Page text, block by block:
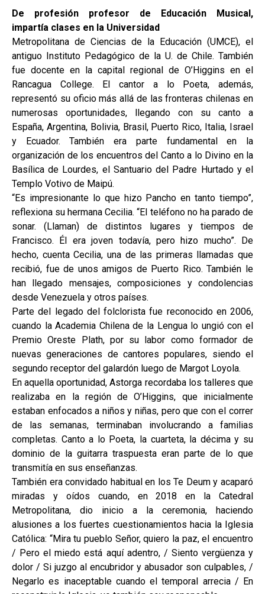
De profesión profesor de Educación Musical,
impartía clases en la Universidad
Metropolitana de Ciencias de la Educación (UMCE), el
antiguo Instituto Pedagógico de la U. de Chile. También
fue docente en la capital regional de O’Higgins en el
Rancagua College. El cantor a lo Poeta, además,
representó su oficio más allá de las fronteras chilenas en
numerosas oportunidades, llegando con su canto a
España, Argentina, Bolivia, Brasil, Puerto Rico, Italia, Israel
y Ecuador. También era parte fundamental en la
organización de los encuentros del Canto a lo Divino en la
Basílica de Lourdes, el Santuario del Padre Hurtado y el
Templo Votivo de Maipú.
“Es impresionante lo que hizo Pancho en tanto tiempo”,
reflexiona su hermana Cecilia. “El teléfono no ha parado de
sonar. (Llaman) de distintos lugares y tiempos de
Francisco. Él era joven todavía, pero hizo mucho”. De
hecho, cuenta Cecilia, una de las primeras llamadas que
recibió, fue de unos amigos de Puerto Rico. También le
han llegado mensajes, composiciones y condolencias
desde Venezuela y otros países.
Parte del legado del folclorista fue reconocido en 2006,
cuando la Academia Chilena de la Lengua lo ungió con el
Premio Oreste Plath, por su labor como formador de
nuevas generaciones de cantores populares, siendo el
segundo receptor del galardón luego de Margot Loyola.
En aquella oportunidad, Astorga recordaba los talleres que
realizaba en la región de O’Higgins, que inicialmente
estaban enfocados a niños y niñas, pero que con el correr
de las semanas, terminaban involucrando a familias
completas. Canto a lo Poeta, la cuarteta, la décima y su
dominio de la guitarra traspuesta eran parte de lo que
transmitía en sus enseñanzas.
También era convidado habitual en los Te Deum y acaparó
miradas y oídos cuando, en 2018 en la Catedral
Metropolitana, dio inicio a la ceremonia, haciendo
alusiones a los fuertes cuestionamientos hacia la Iglesia
Católica: “Mira tu pueblo Señor, quiero la paz, el encuentro
/ Pero el miedo está aquí adentro, / Siento vergüenza y
dolor / Si juzgo al encubridor y abusador son culpables, /
Negarlo es inaceptable cuando el temporal arrecia / En